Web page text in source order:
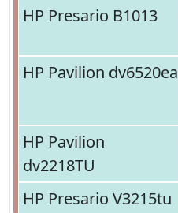
HP Presario B1013
HP Pavilion dv6520ea
HP Pavilion
dv2218TU
HP Presario V3215tu